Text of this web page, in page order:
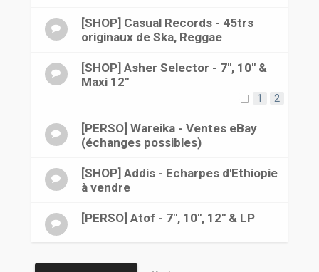
[SHOP] Casual Records - 45trs
originaux de Ska, Reggae
[SHOP] Asher Selector - 7", 10" &
Maxi 12"
1 2
[PERSO] Wareika - Ventes eBay
(échanges possibles)
[SHOP] Addis - Echarpes d'Ethiopie
à vendre
[PERSO] Atof - 7", 10", 12" & LP